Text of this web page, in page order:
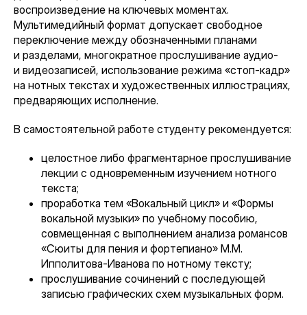
воспроизведение на ключевых моментах.
Мультимедийный формат допускает свободное
переключение между обозначенными планами
и разделами, многократное прослушивание аудио-
и видеозаписей, использование режима «стоп-кадр»
на нотных текстах и художественных иллюстрациях,
предваряющих исполнение.
В самостоятельной работе студенту рекомендуется:
целостное либо фрагментарное прослушивание
лекции с одновременным изучением нотного
текста;
проработка тем «Вокальный цикл» и «Формы
вокальной музыки» по учебному пособию,
совмещенная с выполнением анализа романсов
«Сюиты для пения и фортепиано» М.М.
Ипполитова-Иванова по нотному тексту;
прослушивание сочинений с последующей
записью графических схем музыкальных форм.